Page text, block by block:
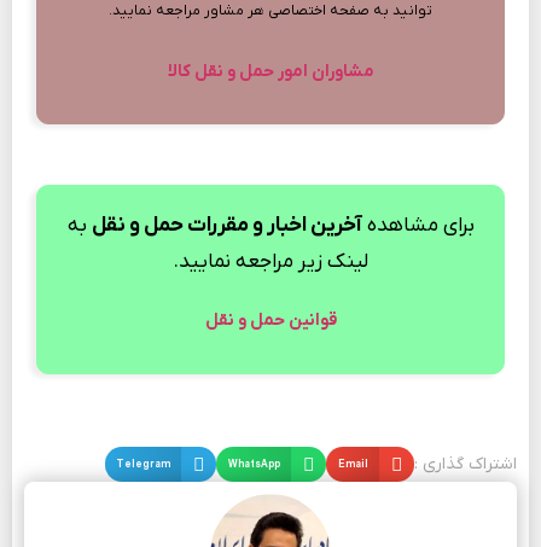
توانید به صفحه اختصاصی هر مشاور مراجعه نمایید.
مشاوران امور حمل و نقل کالا
برای مشاهدهآخرین اخبار و مقررات حمل و نقل به
لینک زیر مراجعه نمایید.
قوانین حمل و نقل
اشتراک گذاری : Email
WhatsApp
Telegram